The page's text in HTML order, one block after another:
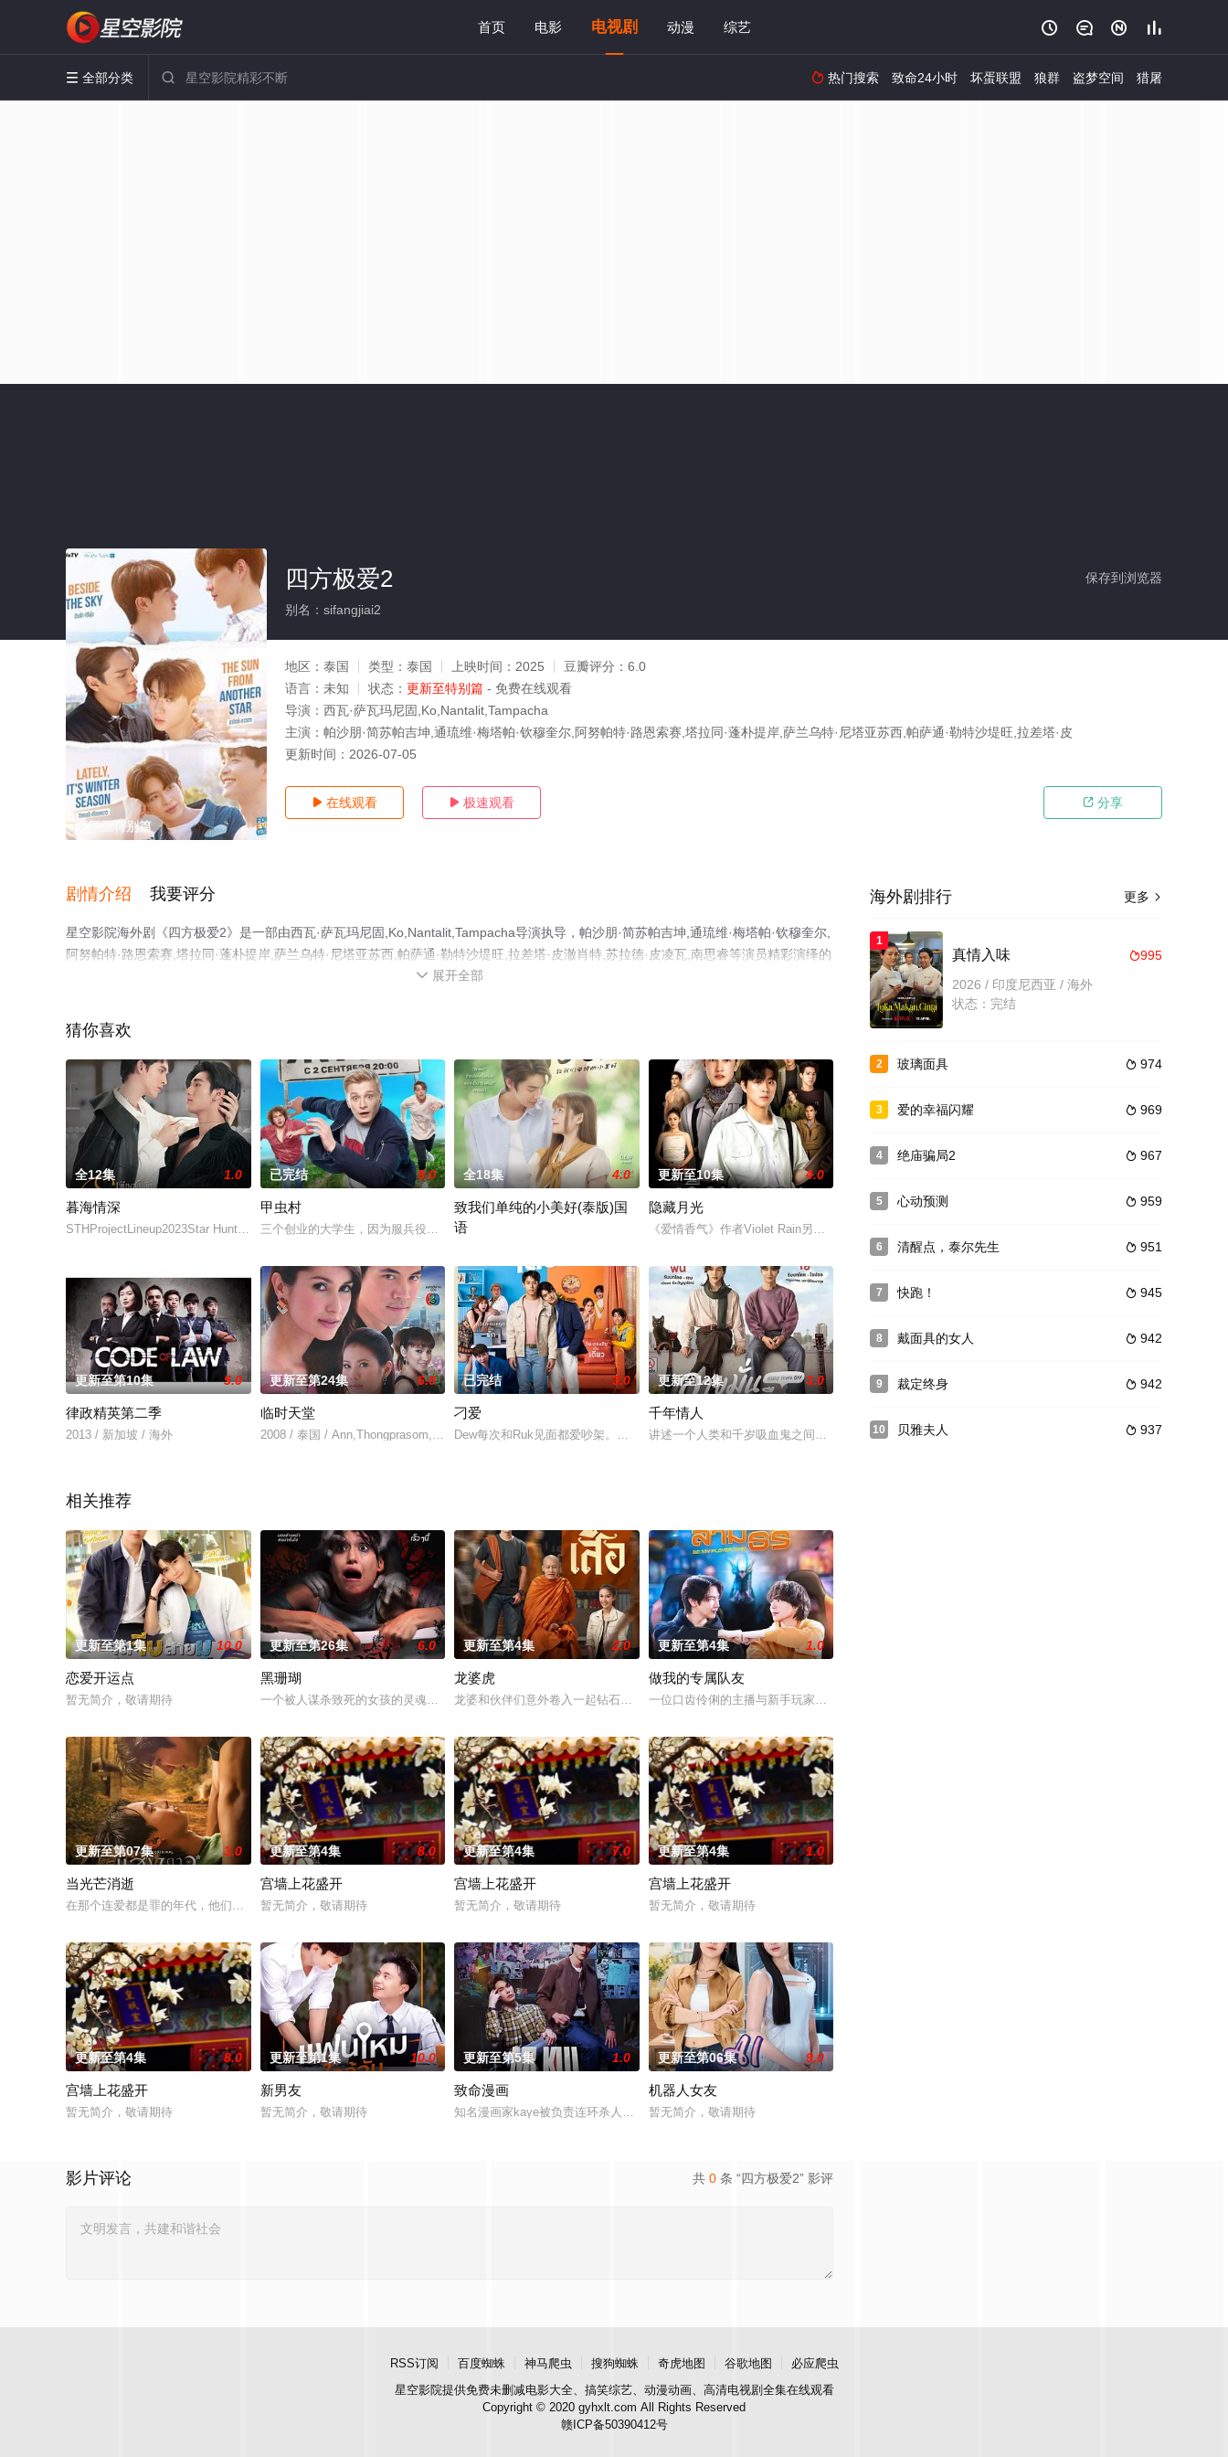
首页 电影 电视剧 动漫 综艺    
 全部分类   热门搜索 致命24小时 坏蛋联盟 狼群 盗梦空间 猎屠
更新至特别篇
保存到浏览器
四方极爱2
别名：sifangjiai2
地区： 泰国 类型： 泰国 上映时间： 2025 豆瓣评分： 6.0
语言： 未知 状态： 更新至特别篇 - 免费在线观看
导演： 西瓦·萨瓦玛尼固,Ko,Nantalit,Tampacha
主演： 帕沙朋·简苏帕吉坤,通琉维·梅塔帕·钦穆奎尔,阿努帕特·路恩索赛,塔拉同·蓬朴提岸,萨兰乌特·尼塔亚苏西,帕萨通·勒特沙堤旺,拉差塔·皮
更新时间： 2026-07-05
 在线观看  极速观看  分享
剧情介绍 我要评分
星空影院海外剧《四方极爱2》是一部由西瓦·萨瓦玛尼固,Ko,Nantalit,Tampacha导演执导，帕沙朋·简苏帕吉坤,通琉维·梅塔帕·钦穆奎尔,
阿努帕特·路恩索赛,塔拉同·蓬朴提岸,萨兰乌特·尼塔亚苏西,帕萨通·勒特沙堤旺,拉差塔·皮澈肖特,苏拉德·皮凌瓦,南思睿等演员精彩演绎的
泰国电视剧，手机免费观看高清无删减完整版电视剧全集就上星空电影网，热播电视剧提前免费观看，更多剧情信息可移步至豆瓣电视
 展开全部
猜你喜欢
全12集 1.0
暮海情深
STHProjectLineup2023Star Hunter 2023企划讲述了青年林在实习的第一天就发现昨晚与他发生性关系的
已完结 9.0
甲虫村
三个创业的大学生，因为服兵役的要求。而被发配到了甲虫村。这时，他们的程序刚刚要获得融资。关键时刻，他们需要离开甲虫村。可是村里的
全18集 4.0
致我们单纯的小美好(泰版)国
语
更新至10集 4.0
隐藏月光
《爱情香气》作者Violet Rain另一作品。 讲述Khen前往清迈一所古老的宅邸撰写文案，在那里发生了一次意
更新至第10集 5.0
律政精英第二季
2013 / 新加坡 / 海外
更新至第24集 6.0
临时天堂
2008 / 泰国 / Ann,Thongprasom,Ken,Theeradeth,Wongpuapan
已完结 3.0
刁爱
Dew每次和Ruk见面都爱吵架。当他们在同一个公司工作，住在同一个屋檐下会发生什么？
更新至12集 3.0
千年情人
讲述一个人类和千岁吸血鬼之间浪漫的超自然浪漫喜剧
相关推荐
更新至第1集 10.0
恋爱开运点
暂无简介，敬请期待
更新至第26集 6.0
黑珊瑚
一个被人谋杀致死的女孩的灵魂附到珊瑚上的故事。
更新至第4集 2.0
龙婆虎
龙婆和伙伴们意外卷入一起钻石抢劫案，成为警方怀疑的对象。为了证明自己的清白、挽回声誉，他们踏上了一场惊险刺激、动作不断的冒险之旅
更新至第4集 1.0
做我的专属队友
一位口齿伶俐的主播与新手玩家！顶级主播Thi追捕神秘玩家Zo，后者竟屡次击败他。一场原本只为猎杀对手
更新至第07集 3.0
当光芒消逝
在那个连爱都是罪的年代，他们选择了彼此。 1976年10月6日清晨，泰国爆发血腥镇压，大学生Ravin被迫逃入丛林，加入地下游击
更新至第4集 8.0
宫墙上花盛开
暂无简介，敬请期待
更新至第4集 7.0
宫墙上花盛开
暂无简介，敬请期待
更新至第4集 1.0
宫墙上花盛开
暂无简介，敬请期待
更新至第4集 8.0
宫墙上花盛开
暂无简介，敬请期待
更新至第1集 10.0
新男友
暂无简介，敬请期待
更新至第5集 1.0
致命漫画
知名漫画家kaye被负责连环杀人案的督察phat盯上，原因是新闻机构老板thun发现受害者的模式、杀人手法以及案发现场，竟然与k
更新至第06集 9.0
机器人女友
暂无简介，敬请期待
共 0 条 “四方极爱2” 影评
影片评论
更多 
海外剧排行
1
995
真情入味
2026 / 印度尼西亚 / 海外
状态：完结
2  974
玻璃面具
3  969
爱的幸福闪耀
4  967
绝庙骗局2
5  959
心动预测
6  951
清醒点，泰尔先生
7  945
快跑！
8  942
戴面具的女人
9  942
裁定终身
10  937
贝雅夫人
RSS订阅 百度蜘蛛 神马爬虫 搜狗蜘蛛 奇虎地图 谷歌地图
必应爬虫
星空影院提供免费未删减电影大全、搞笑综艺、动漫动画、高清电视剧全集在线观看
Copyright © 2020 gyhxlt.com All Rights Reserved
赣ICP备50390412号